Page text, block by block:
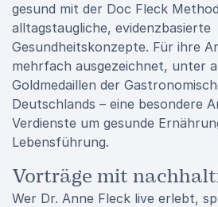
gesund mit der Doc Fleck
alltagstaugliche, evidenzbasierte
Gesundheitskonzepte. Für ihre
mehrfach ausgezeichnet, unter
Goldmedaillen der
Deutschlands – eine besondere
Verdienste um gesunde
Lebensführung.
Vorträge mit
Wer Dr. Anne Fleck live erlebt,